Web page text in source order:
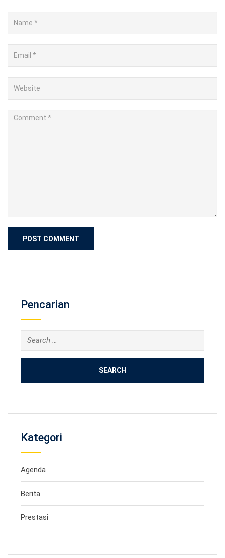
Pencarian
Search
for:
Kategori
Agenda
Berita
Prestasi